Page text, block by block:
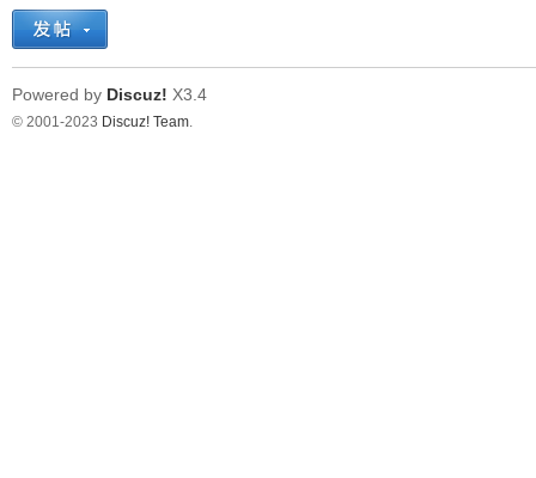
Powered by Discuz! X3.4
© 2001-2023 Discuz! Team.